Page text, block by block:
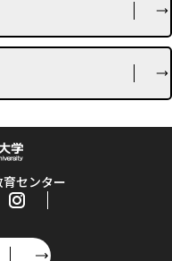
センター